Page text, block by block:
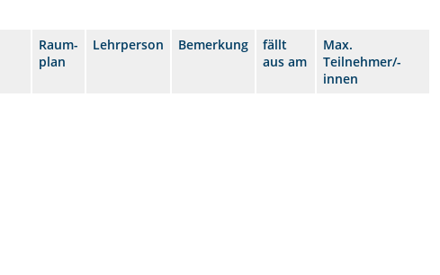
Raum-
plan
Lehrperson Bemerkung
fällt
aus am
Max.
Teilnehmer/-
innen